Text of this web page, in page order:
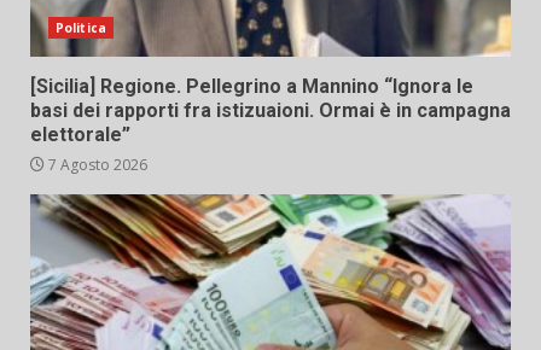
Politica
[Sicilia] Regione. Pellegrino a Mannino “Ignora le
basi dei rapporti fra istizuaioni. Ormai è in campagna
elettorale”
7 Agosto 2026